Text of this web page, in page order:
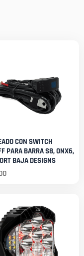
CON SWITCH
PARA BARRA S8, ONX6,
BAJA DESIGNS